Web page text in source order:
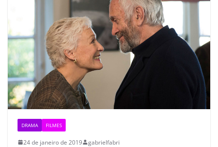
DRAMA FILMES
24 de janeiro de 2019 gabrielfabri